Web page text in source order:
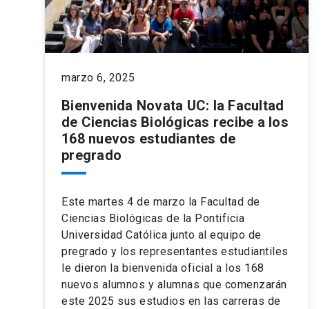
marzo 6, 2025
Bienvenida Novata UC: la Facultad
de Ciencias Biológicas recibe a los
168 nuevos estudiantes de
pregrado
Este martes 4 de marzo la Facultad de
Ciencias Biológicas de la Pontificia
Universidad Católica junto al equipo de
pregrado y los representantes estudiantiles
le dieron la bienvenida oficial a los 168
nuevos alumnos y alumnas que comenzarán
este 2025 sus estudios en las carreras de